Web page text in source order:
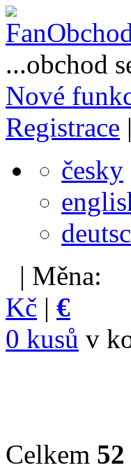
...obchod
Nové
Registrace |
česky
| Měna:
Kč | €
0 kusů v
Celkem 52